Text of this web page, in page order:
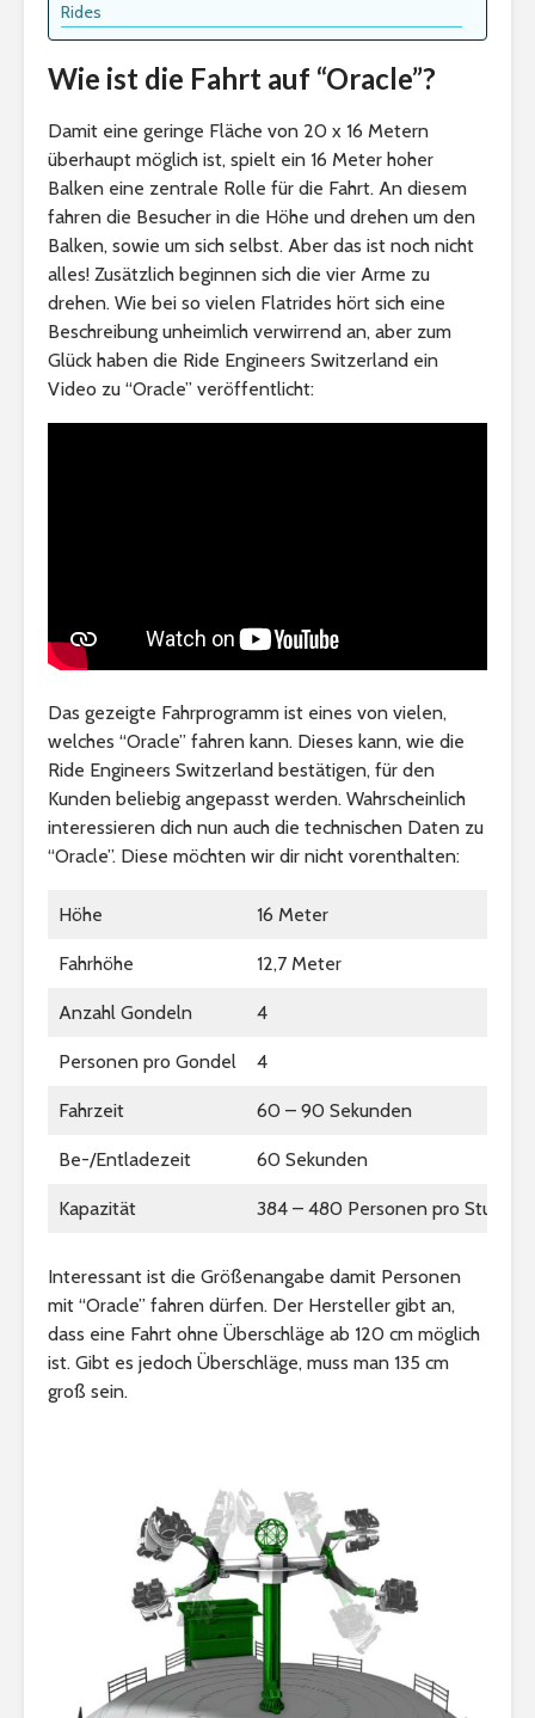
Rides
Wie ist die Fahrt auf “Oracle”?
Damit eine geringe Fläche von 20 x 16 Metern
überhaupt möglich ist, spielt ein 16 Meter hoher
Balken eine zentrale Rolle für die Fahrt. An diesem
fahren die Besucher in die Höhe und drehen um den
Balken, sowie um sich selbst. Aber das ist noch nicht
alles! Zusätzlich beginnen sich die vier Arme zu
drehen. Wie bei so vielen Flatrides hört sich eine
Beschreibung unheimlich verwirrend an, aber zum
Glück haben die Ride Engineers Switzerland ein
Video zu “Oracle” veröffentlicht:
Das gezeigte Fahrprogramm ist eines von vielen,
welches “Oracle” fahren kann. Dieses kann, wie die
Ride Engineers Switzerland bestätigen, für den
Kunden beliebig angepasst werden. Wahrscheinlich
interessieren dich nun auch die technischen Daten zu
“Oracle”. Diese möchten wir dir nicht vorenthalten:
Höhe 16 Meter
Fahrhöhe 12,7 Meter
Anzahl Gondeln 4
Personen pro Gondel 4
Fahrzeit 60 – 90 Sekunden
Be-/Entladezeit 60 Sekunden
Kapazität 384 – 480 Personen pro Stunde
Interessant ist die Größenangabe damit Personen
mit “Oracle” fahren dürfen. Der Hersteller gibt an,
dass eine Fahrt ohne Überschläge ab 120 cm möglich
ist. Gibt es jedoch Überschläge, muss man 135 cm
groß sein.